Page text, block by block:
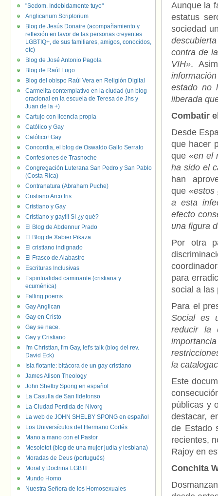
Aunque la
estatus
sociedad
contra de
VIH».
estado no
liberada
Combatir
Desde
que hacer
que «en el
ha sido el
han
que«estos
a esta
efecto
una figura
Por otra
para
social a las
Para el
Social es
reducir la
la
Este
públicas y
destacar,
de Estado
recientes,
Rajoy en
Conchita
"Sedom. Indebidamente tuyo"
Anglicanum Scriptorium
Blog de Jesús Donaire (acompañamiento y
reflexión en favor de las personas creyentes
LGBTIQ+, de sus familiares, amigos, conocidos,
etc)
Blog de José Antonio Pagola
Blog de Raúl Lugo
Blog del obispo Raúl Vera en Religión Digital
Carmelita contemplativo en la ciudad (un blog
oracional en la escuela de Teresa de Jhs y
Juan de la +)
Cartujo con licencia propia
Católico y Gay
Católico+Gay
Concordia, el blog de Oswaldo Gallo Serrato
Confesiones de Trasnoche
Congregación Luterana San Pedro y San Pablo
(Costa Rica)
Contranatura (Abraham Puche)
Cristiano Arco Iris
Cristiano y Gay
Cristiano y gay!!! Sí ¿y qué?
El Blog de Abdennur Prado
El Blog de Xabier Pikaza
El cristiano indignado
El Frasco de Alabastro
Escrituras Inclusivas
Espiritualidad caminante (cristiana y
ecuménica)
Falling poems
Gay Anglican
Gay en Cristo
Gay se nace.
Gay y Cristiano
I'm Christian, I'm Gay, let's talk (blog del rev.
David Eck)
Isla flotante: bitácora de un gay cristiano
James Alison Theology
John Shelby Spong en español
La Casulla de San Ildefonso
La Ciudad Perdida de Nivorg
La web de JOHN SHELBY SPONG en español
Los Universículos del Hermano Cortés
Mano a mano con el Pastor
Mesoletot (blog de una mujer judía y lesbiana)
Moradas de Deus (portugués)
Moral y Doctrina LGBTI
Mundo Homo
Nuestra Señora de los Homosexuales